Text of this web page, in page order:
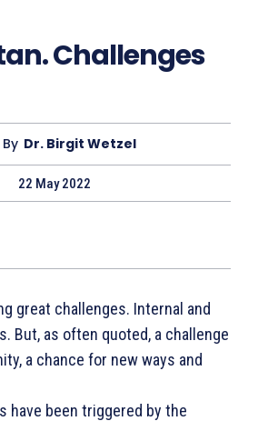
Challenges
By Dr. Birgit Wetzel
22 May 2022
great challenges. Internal and
But, as often quoted, a challenge
a chance for new ways and
have been triggered by the